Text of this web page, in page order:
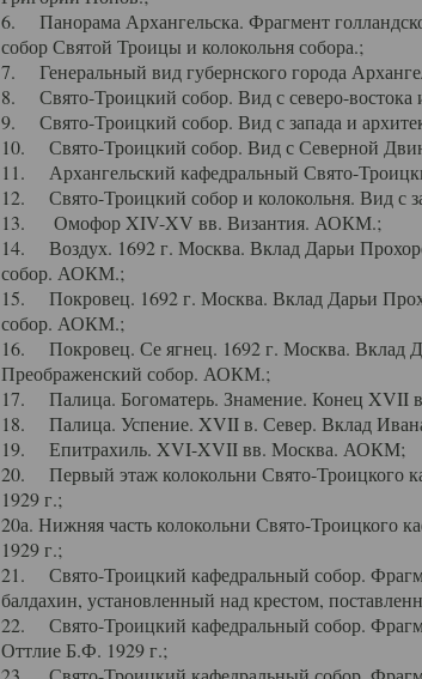
6. Панорама Архангельска. Фрагмент
собор Святой Троицы и колокольня собора.;
7. Генеральный вид губернского города
8. Свято-Троицкий собор. Вид с северо-востока
9. Свято-Троицкий собор. Вид с запада и
10. Свято-Троицкий собор. Вид с Северной
11. Архангельский кафедральный Свято-
12. Свято-Троицкий собор и колокольня. Вид с
13. Омофор XIV-XV вв. Византия. АОКМ.;
14. Воздух. 1692 г. Москва. Вклад Дарьи
собор. АОКМ.;
15. Покровец. 1692 г. Москва. Вклад Дарьи
собор. АОКМ.;
16. Покровец. Се ягнец. 1692 г. Москва. Вклад
Преображенский собор. АОКМ.;
17. Палица. Богоматерь. Знамение. Конец
18. Палица. Успение. XVII в. Север. Вклад
19. Епитрахиль. XVI-XVII вв. Москва. АОКМ;
20. Первый этаж колокольни Свято-Троицкого
1929 г.;
20а. Нижняя часть колокольни Свято-Троицкого
1929 г.;
21. Свято-Троицкий кафедральный собор.
балдахин, установленный над крестом,
22. Свято-Троицкий кафедральный собор.
Оттлие Б.Ф. 1929 г.;